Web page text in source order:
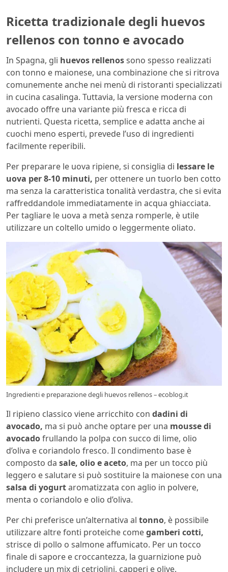
Ricetta tradizionale degli huevos
rellenos con tonno e avocado
In Spagna, gli huevos rellenossono spesso realizzati
con tonno e maionese, una combinazione che si ritrova
comunemente anche nei menù di ristoranti specializzati
in cucina casalinga. Tuttavia, la versione moderna con
avocado offre una variante più fresca e ricca di
nutrienti. Questa ricetta, semplice e adatta anche ai
cuochi meno esperti, prevede l’uso di ingredienti
facilmente reperibili.
Per preparare le uova ripiene, si consiglia di lessare le
uova per 8-10 minuti, per ottenere un tuorlo ben cotto
ma senza la caratteristica tonalità verdastra, che si evita
raffreddandole immediatamente in acqua ghiacciata.
Per tagliare le uova a metà senza romperle, è utile
utilizzare un coltello umido o leggermente oliato.
Ingredienti e preparazione degli huevos rellenos – ecoblog.it
Il ripieno classico viene arricchito con dadini di
avocado, ma si può anche optare per una mousse di
avocadofrullando la polpa con succo di lime, olio
d’oliva e coriandolo fresco. Il condimento base è
composto da sale, olio e aceto, ma per un tocco più
leggero e salutare si può sostituire la maionese con una
salsa di yogurtaromatizzata con aglio in polvere,
menta o coriandolo e olio d’oliva.
Per chi preferisce un’alternativa al tonno, è possibile
utilizzare altre fonti proteiche comegamberi cotti,
strisce di pollo o salmone affumicato. Per un tocco
finale di sapore e croccantezza, la guarnizione può
includere un mix di cetriolini, capperi e olive.